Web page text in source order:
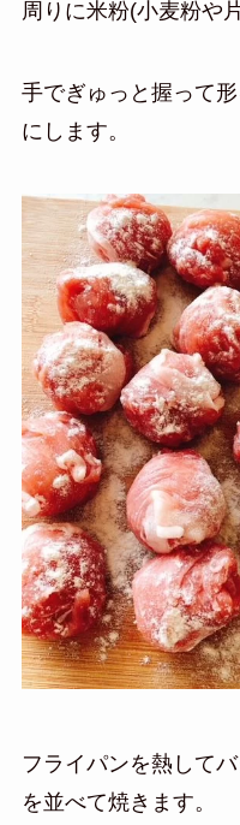
周りに米粉(小麦粉や
手でぎゅっと握って
にします。
フライパンを熱して
を並べて焼きます。